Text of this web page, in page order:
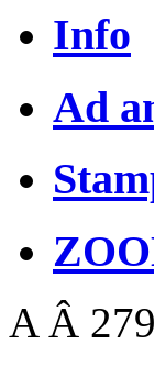
Info
Ad
A Â